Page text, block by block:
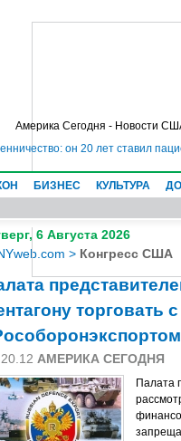
Америка Сегодня - Новости
он 20 лет ставил
БИЗНЕС КУЛЬТУРА
6 Августа 2026
> Конгресс США
торговать с
АМЕРИКА СЕГОДНЯ
Палата